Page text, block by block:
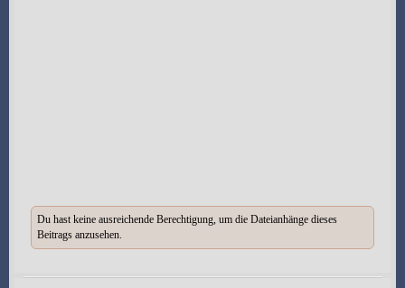
Du hast keine ausreichende Berechtigung, um die Dateianhänge dieses
Beitrags anzusehen.